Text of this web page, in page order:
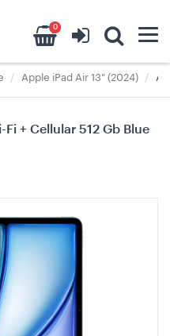
0
Apple iPad Air 13" (2024)
+ Cellular 512 Gb Blue